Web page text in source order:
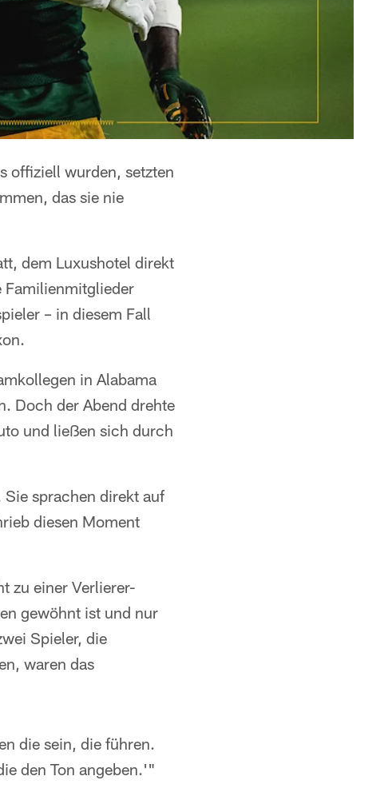
offiziell wurden, setzten
das sie nie
dem Luxushotel direkt
Familienmitglieder
– in diesem Fall
in Alabama
Doch der Abend drehte
und ließen sich durch
Sie sprachen direkt auf
diesen Moment
zu einer Verlierer-
gewöhnt ist und nur
Spieler, die
waren das
die sein, die führen.
den Ton angeben.'"